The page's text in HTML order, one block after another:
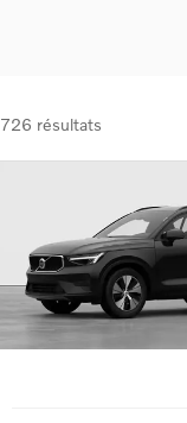
EX40
EC40
EX90
ES90
XC40
Offres du moment
Voitures d'occasion
certifiées
Voitures de société &
Flotte
726 résultats